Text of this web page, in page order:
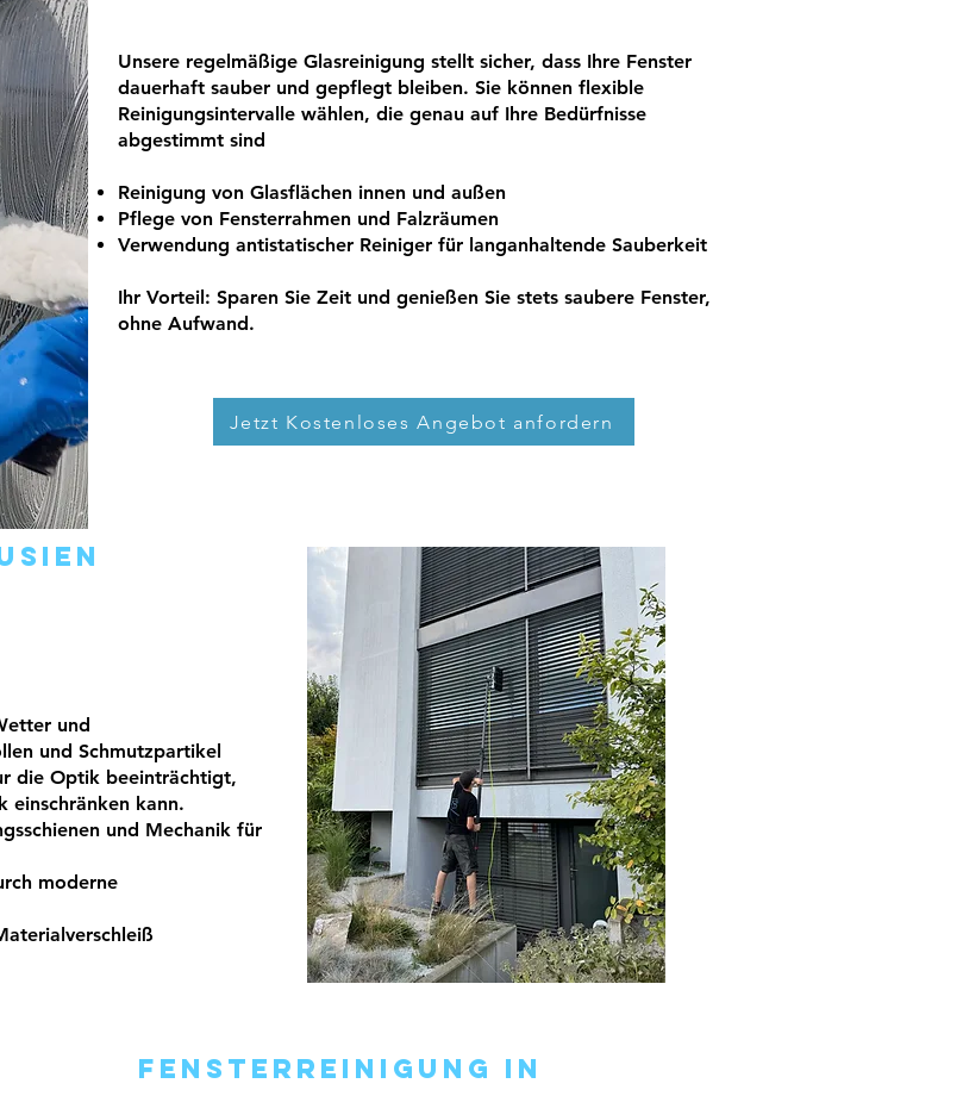
Unsere regelmäßige Glasreinigung stellt sicher, dass Ihre Fenster
dauerhaft sauber und gepflegt bleiben. Sie können flexible
Reinigungsintervalle wählen, die genau auf Ihre Bedürfnisse
abgestimmt sind
Reinigung von Glasflächen innen und außen
Pflege von Fensterrahmen und Falzräumen
Verwendung antistatischer Reiniger für langanhaltende Sauberkeit
Ihr Vorteil: Sparen Sie Zeit und genießen Sie stets saubere Fenster,
ohne Aufwand.
Jetzt Kostenloses Angebot anfordern
und
und Schmutzpartikel
die Optik beeinträchtigt,
einschränken kann.
und Mechanik für
moderne
Fensterreinigung in